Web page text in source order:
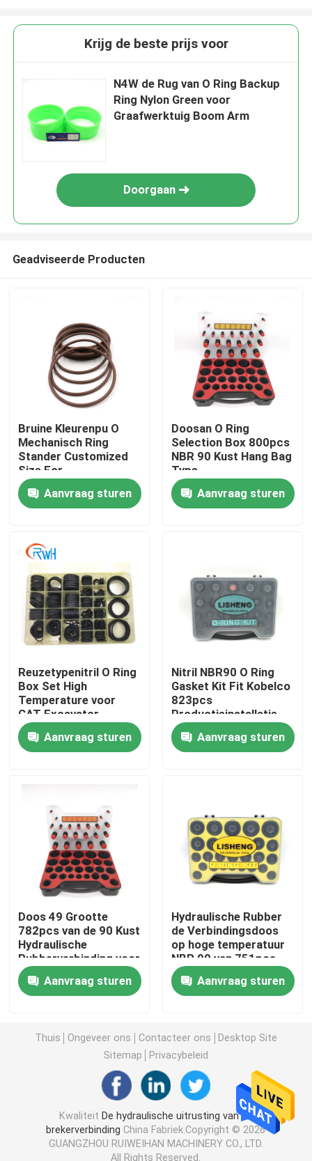
Huis
Producten
Ongeveer ons
Fabrieksreis
Kwaliteitscontrole
Contacteer ons
Nieuws
De hydraulische uitrusting van de brekerverbinding
Graafwerktuig Seal Kit
jcb verbindingsuitrusting
De Verbindingsuitrusting van KOMATSU
Hydraulische Olieverbinding
Hydraulische Zuigerverbinding
Krijg de beste prijs voor
N4W de Rug van O Ring Backup
Ring Nylon Green voor
Graafwerktuig Boom Arm
Doorgaan
Geadviseerde Producten
Bruine Kleurenpu O
Mechanisch Ring
Stander Customized
Size For
Aanvraag sturen
Doosan O Ring
Selection Box 800pcs
NBR 90 Kust Hang Bag
Type
Aanvraag sturen
Reuzetypenitril O Ring
Box Set High
Temperature voor
CAT Excavator
Aanvraag sturen
Nitril NBR90 O Ring
Gasket Kit Fit Kobelco
823pcs
Productieinstallatie
Aanvraag sturen
Doos 49 Grootte
782pcs van de 90 Kust
Hydraulische
Rubberverbinding voor
KOMATSU
Aanvraag sturen
Hydraulische Rubber
de Verbindingsdoos
op hoge temperatuur
NBR 90 van 751pcs
voor KAT
Aanvraag sturen
Thuis Ongeveer ons Contacteer ons
Desktop Site
Sitemap
Privacybeleid
Kwaliteit De hydraulische uitrusting van de
brekerverbinding China Fabriek.Copyright © 2026
GUANGZHOU RUIWEIHAN MACHINERY CO., LTD.
All Rights Reserved.